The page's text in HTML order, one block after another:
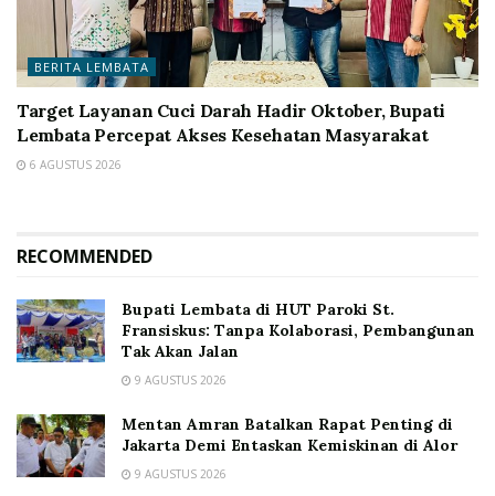
BERITA LEMBATA
Target Layanan Cuci Darah Hadir Oktober, Bupati
Lembata Percepat Akses Kesehatan Masyarakat
6 AGUSTUS 2026
RECOMMENDED
Bupati Lembata di HUT Paroki St.
Fransiskus: Tanpa Kolaborasi, Pembangunan
Tak Akan Jalan
9 AGUSTUS 2026
Mentan Amran Batalkan Rapat Penting di
Jakarta Demi Entaskan Kemiskinan di Alor
9 AGUSTUS 2026